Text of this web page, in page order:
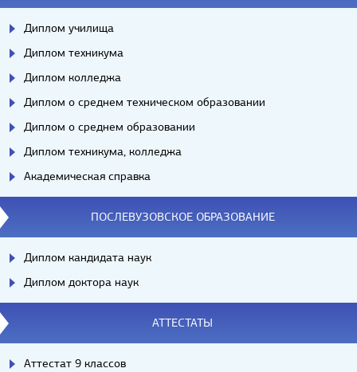
Диплом училища
Диплом техникума
Диплом колледжа
Диплом о среднем техническом образовании
Диплом о среднем образовании
Диплом техникума, колледжа
Академическая справка
ПОСЛЕВУЗОВСКОЕ ОБРАЗОВАНИЕ
Диплом кандидата наук
Диплом доктора наук
АТТЕСТАТЫ
Аттестат 9 классов